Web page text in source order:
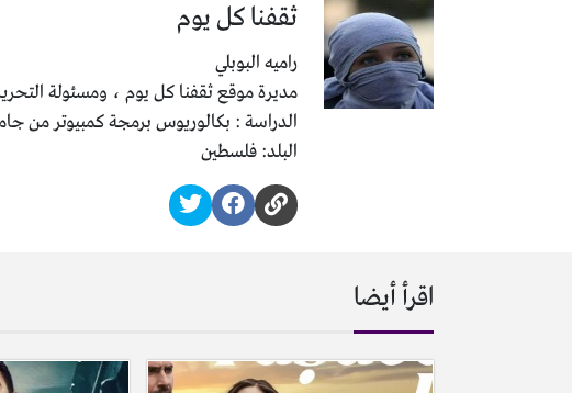
ثقفنا كل يوم
راميه البوبلي
مديرة موقع ثقفنا كل يوم ، ومسئولة
الدراسة : بكالوريوس برمجة كمبيوتر من
البلد: فلسطين
اقرأ أيضا